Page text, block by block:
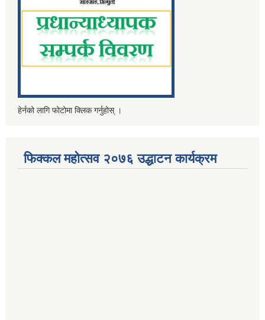
हेर्नको लागि फोटोमा क्लिक गर्नुहोस् ।
फिक्कल महोत्सव २०७६ उद्धाटन कार्यक्रम